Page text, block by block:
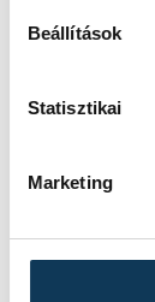
Beállítások
Statisztikai
Marketing
sport
Szániel János